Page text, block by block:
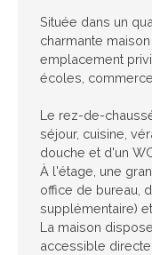
Située dans un
charmante
emplacement
écoles,
Le rez-de-
séjour, cuisine,
douche et d'un
À l'étage, une
office de bureau,
supplémentaire)
La maison
accessible